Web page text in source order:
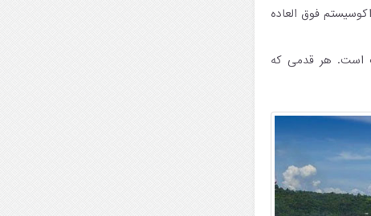
فوق العاده
از حیوانات است. هر قدمی که